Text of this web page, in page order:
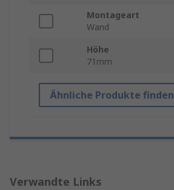
Montageart
Wand
Höhe
71mm
Ähnliche Produkte finden
Verwandte Links